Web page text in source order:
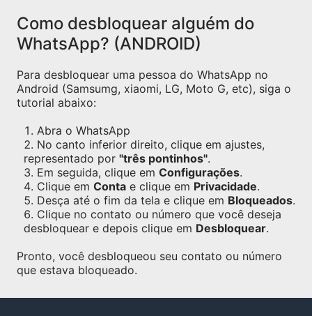
Como desbloquear alguém do
WhatsApp? (ANDROID)
Para desbloquear uma pessoa do WhatsApp no
Android (Samsumg, xiaomi, LG, Moto G, etc), siga o
tutorial abaixo:
Abra o WhatsApp
No canto inferior direito, clique em ajustes,
representado por "três pontinhos".
Em seguida, clique em Configurações.
Clique em Conta e clique em Privacidade.
Desça até o fim da tela e clique em Bloqueados.
Clique no contato ou número que você deseja
desbloquear e depois clique em Desbloquear.
Pronto, você desbloqueou seu contato ou número
que estava bloqueado.